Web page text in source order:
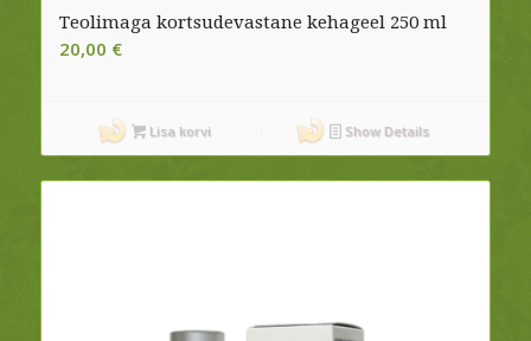
Teolimaga kortsudevastane kehageel 250 ml
20,00 €
Lisa korvi Show Details